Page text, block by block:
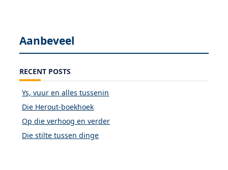
Aanbeveel
RECENT POSTS
Ys, vuur en alles tussenin
Die Herout-boekhoek
Op die verhoog en verder
Die stilte tussen dinge